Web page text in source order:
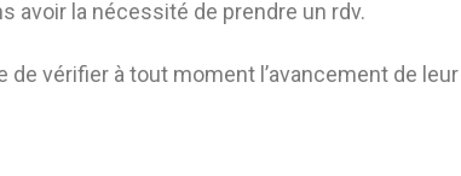
avoir la nécessité de prendre un rdv.
de vérifier à tout moment l’avancement de